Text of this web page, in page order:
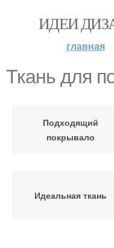
ИДЕИ
главная
Ткань для
Подходящий
покрывало
Идеальная ткань